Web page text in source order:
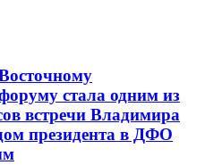
стала одним из
встречи Владимира
президента в ДФО